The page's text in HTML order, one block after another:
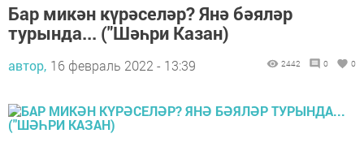
Бар микән күрәселәр? Янә бәяләр
турында... ("Шәһри Казан)
автор, 16 февраль 2022 - 13:39 2442 0 0